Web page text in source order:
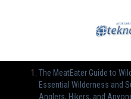
The MeatEater Guide to
Essential Wilderness and
Anglers, Hikers, and